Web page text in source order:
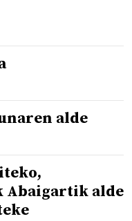
alde
Abaigartik alde